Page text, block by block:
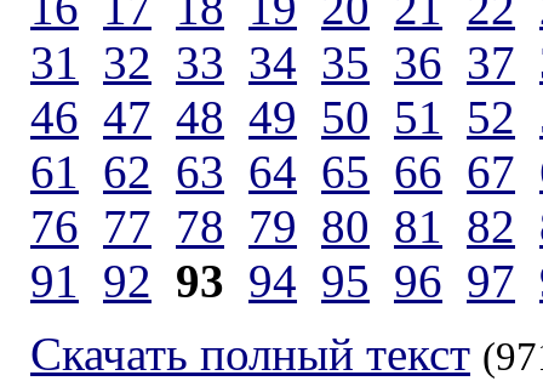
31 32 33 34 35 36 37
46 47 48 49 50 51 52
61 62 63 64 65 66 67
76 77 78 79 80 81 82
91 92 93 94 95 96 97
Скачать полный текст